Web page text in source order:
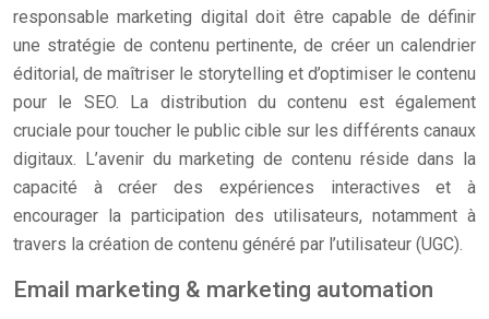
responsable marketing digital doit être capable de définir
une stratégie de contenu pertinente, de créer un calendrier
éditorial, de maîtriser le storytelling et d’optimiser le contenu
pour le SEO. La distribution du contenu est également
cruciale pour toucher le public cible sur les différents canaux
digitaux. L’avenir du marketing de contenu réside dans la
capacité à créer des expériences interactives et à
encourager la participation des utilisateurs, notamment à
travers la création de contenu généré par l’utilisateur (UGC).
Email marketing & marketing automation